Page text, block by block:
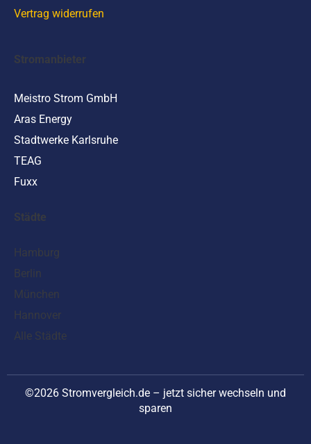
Vertrag widerrufen
Stromanbieter
Meistro Strom GmbH
Aras Energy
Stadtwerke Karlsruhe
TEAG
Fuxx
Städte
Hamburg
Berlin
München
Hannover
Alle Städte
©2026 Stromvergleich.de – jetzt sicher wechseln und
sparen